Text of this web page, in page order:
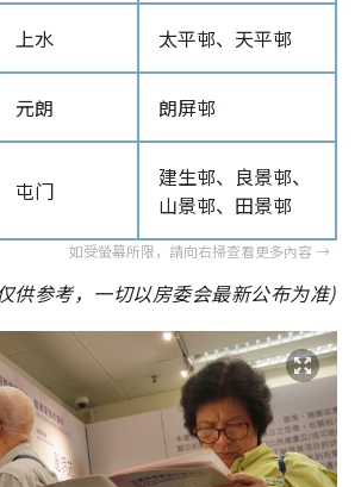
上水 太平邨、天平邨
元朗 朗屏邨
屯门
建生邨、良景邨、
山景邨、田景邨
供参考，一切以房委会最新公布为准)